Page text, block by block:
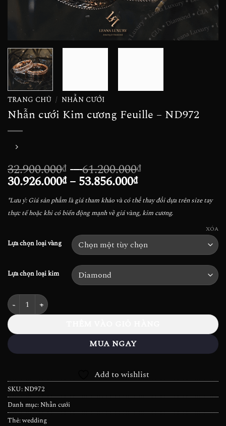
TRANG CHỦ / NHẪN CƯỚI
Nhẫn cưới Kim cương Feuille – ND972
32.900.000₫ –61.200.000₫
từ
32.900.000₫
đến
61.200.000₫
30.926.000₫ –53.856.000₫Khoảng
giá:
từ
30.926.000₫
đến
53.856.000₫
*Lưu ý: Giá sản phẩm là giá tham khảo và có thể thay đổi dựa trên size tay
thực tế hoặc khi có biến động mạnh về giá vàng, kim cương.
Lựa chọn loại vàng
Lựa chọn loại kim
XÓA
Nhẫn cưới Kim cương Feuille - ND972 số lượng
MUA NGAY
Add to wishlist
SKU: ND972
Danh mục: Nhẫn cưới
Thẻ:wedding